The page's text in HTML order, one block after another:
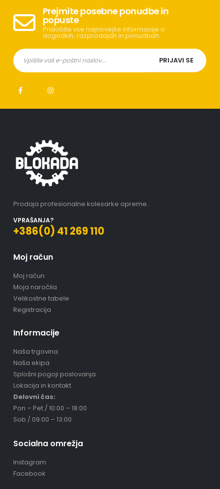
Prejmite posebne ponudbe in
popuste
Pridobite vse najnovejše informacije o
dogodkih, razprodajah in ponudbah.
Prodaja profesionalne kolesarke opreme.
VPRAŠANJA?
+386(0) 41 269 110
Moj račun
Moj račun
Moja naročila
Velikostne tabele
Registracija
Informacije
Naša trgovina
Naša ekipa
Splošni pogoji poslovanja
Lokacija in kontakt
Delovni čas:
Pon – Pet / 10:00 – 18:00
Sob / 09:00 – 13:00
Socialna omrežja
Instagram
Facebook